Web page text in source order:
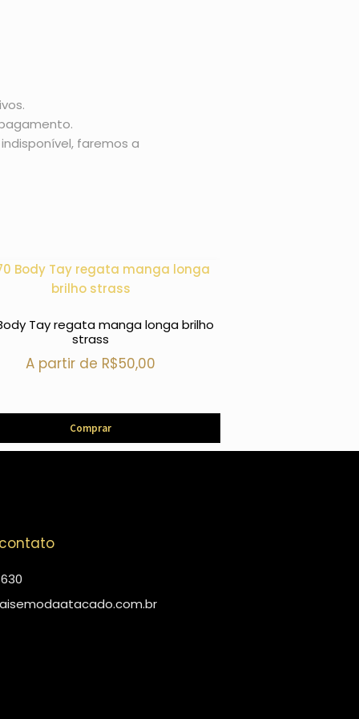
faremos a
Tay regata manga longa brilho
strass
A partir de R$50,00
Comprar